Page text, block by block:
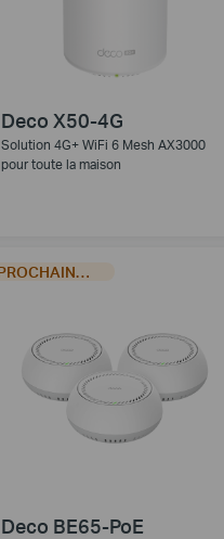
Deco X50-4G
Solution 4G+ WiFi 6 Mesh AX3000
pour toute la maison
PROCHAINEMENT
Deco BE65-PoE